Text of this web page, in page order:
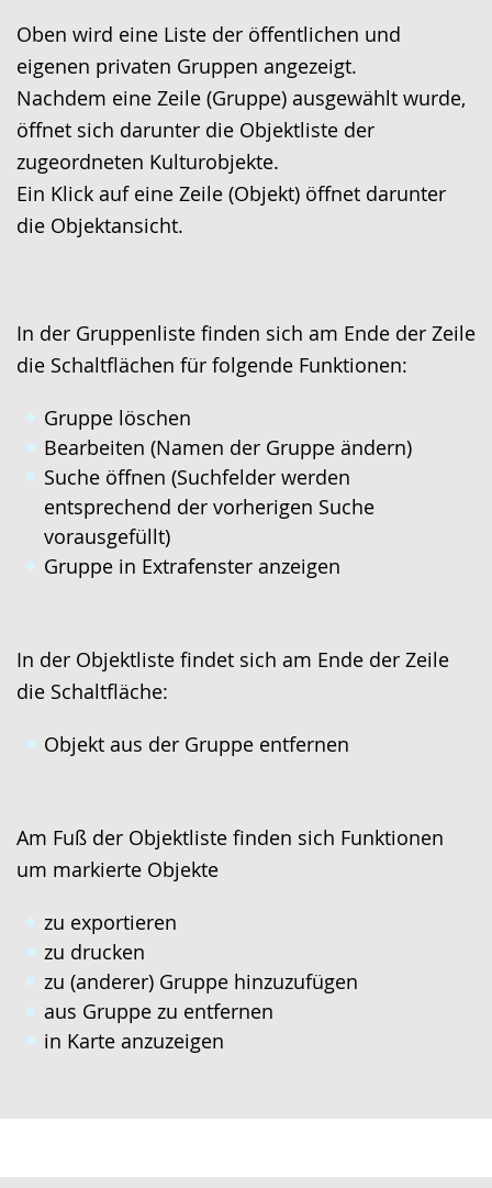
Oben wird eine Liste der öffentlichen und
eigenen privaten Gruppen angezeigt.
Nachdem eine Zeile (Gruppe) ausgewählt wurde,
öffnet sich darunter die Objektliste der
zugeordneten Kulturobjekte.
Ein Klick auf eine Zeile (Objekt) öffnet darunter
die Objektansicht.
In der Gruppenliste finden sich am Ende der Zeile
die Schaltflächen für folgende Funktionen:
Gruppe löschen
Bearbeiten (Namen der Gruppe ändern)
Suche öffnen (Suchfelder werden
entsprechend der vorherigen Suche
vorausgefüllt)
Gruppe in Extrafenster anzeigen
In der Objektliste findet sich am Ende der Zeile
die Schaltfläche:
Objekt aus der Gruppe entfernen
Am Fuß der Objektliste finden sich Funktionen
um markierte Objekte
zu exportieren
zu drucken
zu (anderer) Gruppe hinzuzufügen
aus Gruppe zu entfernen
in Karte anzuzeigen